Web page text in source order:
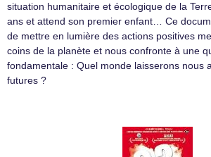
situation humanitaire et écologique de la
ans et attend son premier enfant… Ce
de mettre en lumière des actions positives
coins de la planète et nous confronte à une
fondamentale : Quel monde laisserons nous
futures ?